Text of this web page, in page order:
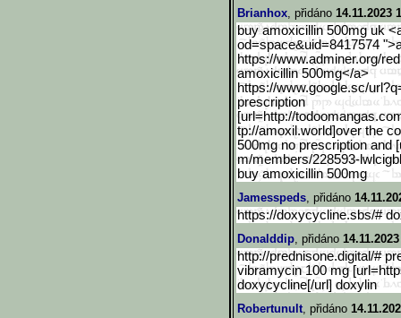
Brianhox, přidáno 14.11.2023
buy amoxicillin 500mg uk
od=space&uid=8417574
https://www.adminer.org/
amoxicillin 500mg</a>
https://www.google.sc/url
prescription
[url=http://todoomangas.c
tp://amoxil.world]over the
500mg no prescription and
m/members/228593-
buy amoxicillin 500mg
Jamesspeds, přidáno
https://doxycycline.sbs/#
Donalddip, přidáno
http://prednisone.digital/#
vibramycin 100 mg
doxycycline[/url] doxylin
Robertunult, přidáno